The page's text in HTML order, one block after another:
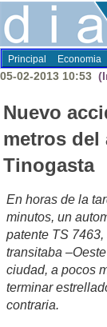
Principal Economia
05-02-2013 10:53
Nuevo
metros del
Tinogasta
En horas de la
minutos, un
patente TS
transitaba
ciudad, a pocos
terminar
contraria.